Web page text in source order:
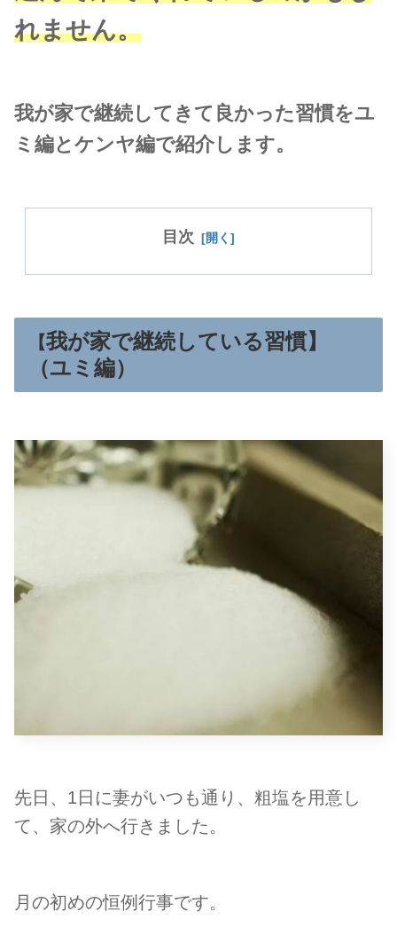
れません。
我が家で継続してきて良かった習慣をユ
ミ編とケンヤ編で紹介します。
目次
【我が家で継続している習慣】
（ユミ編）
先日、1日に妻がいつも通り、粗塩を用意し
て、家の外へ行きました。
月の初めの恒例行事です。